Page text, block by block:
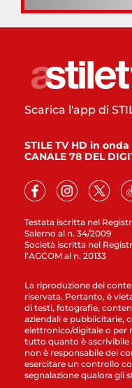
Testata iscritta nel
Salerno al n. 34/2009
Società iscritta nel
l’AGCOM al n. 20133
Scarica l'app di
STILE TV HD in onda
CANALE 78 DEL
La riproduzione dei
riservata. Pertanto, è
di testi, fotografie,
aziendali e pubblicitarie,
elettronico/digitale o per
tutto quanto è ascrivibile
non è responsabile dei
esercitare un controllo
segnalazione qualora gli